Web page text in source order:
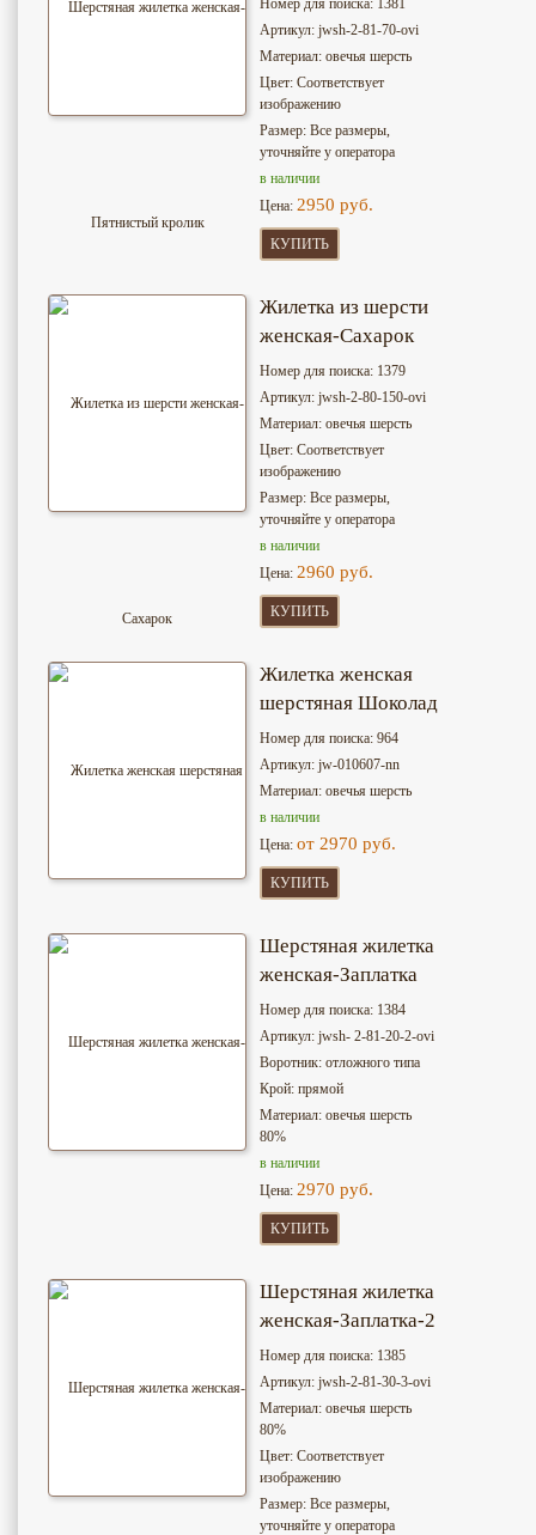
Номер для поиска: 1381
Артикул: jwsh-2-81-70-ovi
Материал: овечья шерсть
Цвет: Соответствует
изображению
Размер: Все размеры,
уточняйте у оператора
в наличии
Цена: 2950 руб.
КУПИТЬ
Жилетка из шерсти
женская-Сахарок
Номер для поиска: 1379
Артикул: jwsh-2-80-150-ovi
Материал: овечья шерсть
Цвет: Соответствует
изображению
Размер: Все размеры,
уточняйте у оператора
в наличии
Цена: 2960 руб.
КУПИТЬ
Жилетка женская
шерстяная Шоколад
Номер для поиска: 964
Артикул: jw-010607-nn
Материал: овечья шерсть
в наличии
Цена: от 2970 руб.
КУПИТЬ
Шерстяная жилетка
женская-Заплатка
Номер для поиска: 1384
Артикул: jwsh- 2-81-20-2-ovi
Воротник: отложного типа
Крой: прямой
Материал: овечья шерсть
80%
в наличии
Цена: 2970 руб.
КУПИТЬ
Шерстяная жилетка
женская-Заплатка-2
Номер для поиска: 1385
Артикул: jwsh-2-81-30-3-ovi
Материал: овечья шерсть
80%
Цвет: Соответствует
изображению
Размер: Все размеры,
уточняйте у оператора